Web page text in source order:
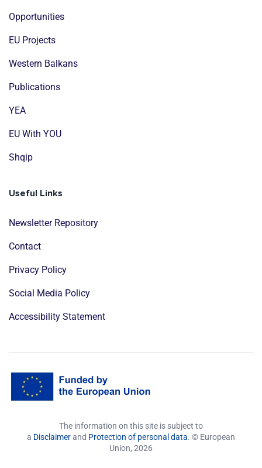
Opportunities
EU Projects
Western Balkans
Publications
YEA
EU With YOU
Shqip
Useful Links
Newsletter Repository
Contact
Privacy Policy
Social Media Policy
Accessibility Statement
The information on this site is subject to
a Disclaimerand Protection of personal data. © European
Union, 2026